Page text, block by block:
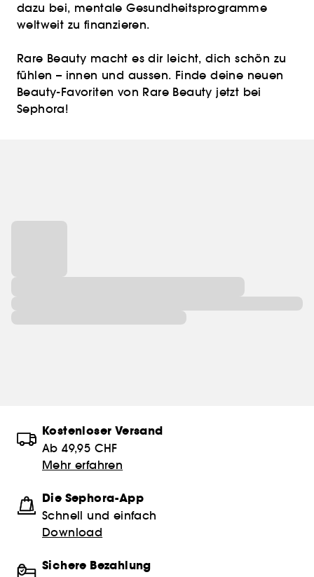
dazu bei, mentale Gesundheitsprogramme
weltweit zu finanzieren.
Rare Beauty macht es dir leicht, dich schön zu
fühlen – innen und aussen. Finde deine neuen
Beauty-Favoriten von Rare Beauty jetzt bei
Sephora!
Kostenloser Versand
Ab 49,95 CHF
Mehr erfahren
Die Sephora-App
Schnell und einfach
Download
Sichere Bezahlung